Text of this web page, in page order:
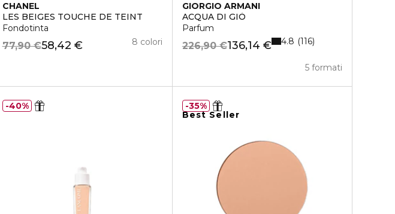
CHANEL
LES BEIGES TOUCHE DE TEINT
Fondotinta
58,42 €
77,90 € 8 colori
GIORGIO ARMANI
ACQUA DI GIÒ
Parfum
136,14 €
226,90 €
5 formati
4.8 116
40%
Best Seller
35%